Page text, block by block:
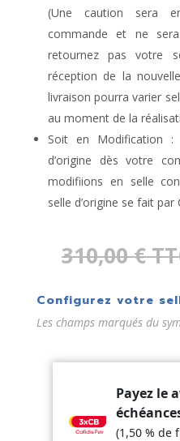
(Une caution sera
commande et ne
retournez pas votre
réception de la
livraison pourra varier
au moment de la
Soit en Modification :
d’origine dès votre
modifiions en selle
selle d’origine se fait
310,00€
Configurez votre
Les champs marqués du
Payez le
(1,50 % de